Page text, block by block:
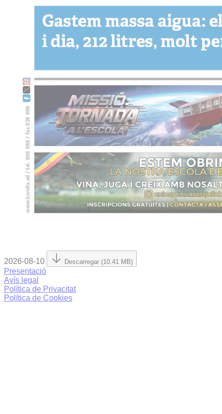
2026-08-10 Descarregar (10.41 MB)
Presentació
Avís legal
Política de Privacitat
Política de Cookies